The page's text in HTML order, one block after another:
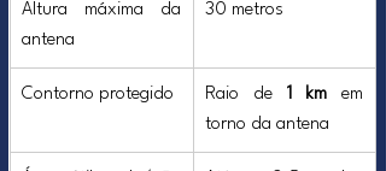
Altura máxima da
antena
30 metros
Contorno protegido Raio de 1 km em
torno da antena